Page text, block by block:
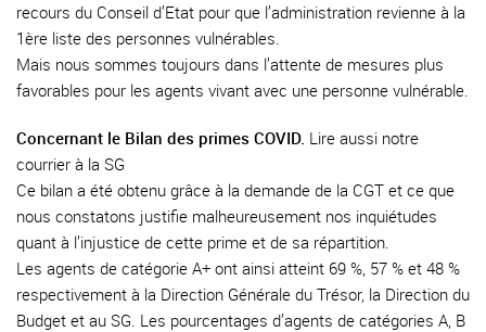
recours du Conseil d’Etat pour que l’administration revienne à la
1ère liste des personnes vulnérables.
Mais nous sommes toujours dans l’attente de mesures plus
favorables pour les agents vivant avec une personne vulnérable.
Concernant le Bilan des primes COVID. Lire aussi notre
courrier à la SG
Ce bilan a été obtenu grâce à la demande de la CGT et ce que
nous constatons justifie malheureusement nos inquiétudes
quant à l’injustice de cette prime et de sa répartition.
Les agents de catégorie A+ ont ainsi atteint 69 %, 57 % et 48 %
respectivement à la Direction Générale du Trésor, la Direction du
Budget et au SG. Les pourcentages d’agents de catégories A, B